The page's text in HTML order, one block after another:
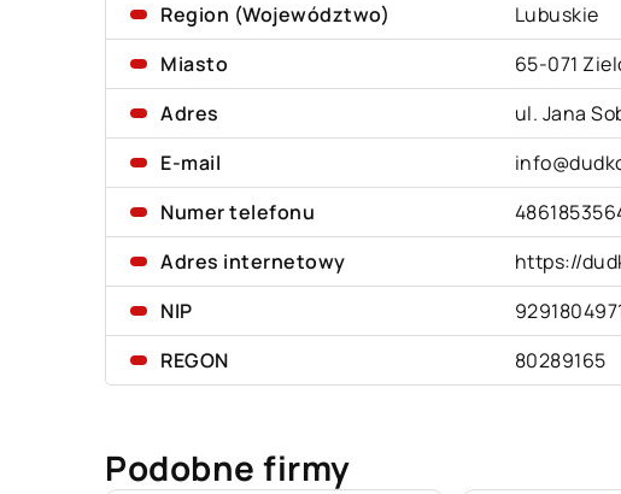
Region (Województwo)
Lubuskie
Miasto
65-071
Adres
ul. Jana
E-mail
Numer telefonu
Adres internetowy
https://
NIP
REGON
80289165
Podobne firmy